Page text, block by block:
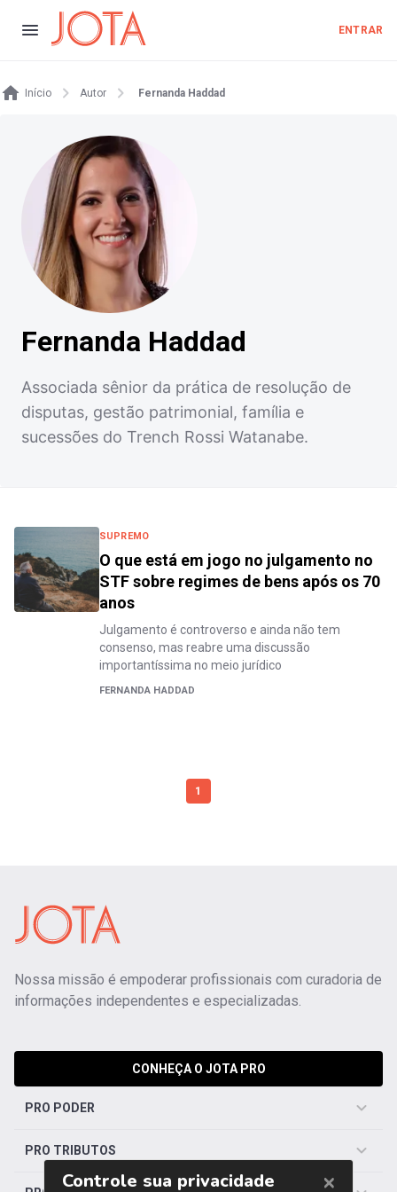
ENTRAR
Início Autor Fernanda Haddad
Fernanda Haddad
Associada sênior da prática de resolução de
disputas, gestão patrimonial, família e
sucessões do Trench Rossi Watanabe.
SUPREMO
O que está em jogo no julgamento no
STF sobre regimes de bens após os 70
anos
Julgamento é controverso e ainda não tem
consenso, mas reabre uma discussão
importantíssima no meio jurídico
FERNANDA HADDAD
1
Nossa missão é empoderar profissionais com curadoria de
informações independentes e especializadas.
CONHEÇA O JOTA PRO
PRO PODER
PRO TRIBUTOS